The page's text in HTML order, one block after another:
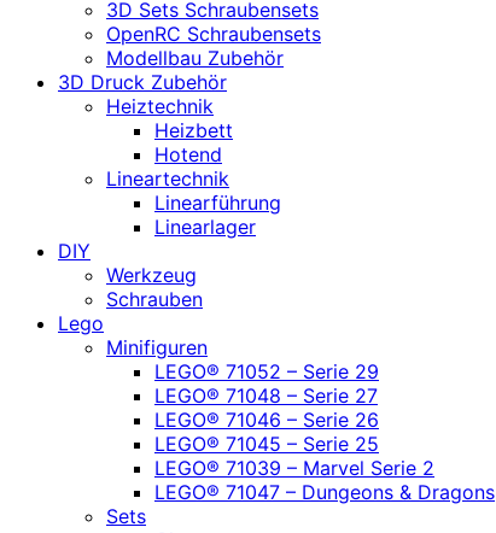
3D Sets Schraubensets
OpenRC Schraubensets
Modellbau Zubehör
3D Druck Zubehör
Heiztechnik
Heizbett
Hotend
Lineartechnik
Linearführung
Linearlager
DIY
Werkzeug
Schrauben
Lego
Minifiguren
LEGO® 71052 – Serie 29
LEGO® 71048 – Serie 27
LEGO® 71046 – Serie 26
LEGO® 71045 – Serie 25
LEGO® 71039 – Marvel Serie 2
LEGO® 71047 – Dungeons & Dragons
Sets